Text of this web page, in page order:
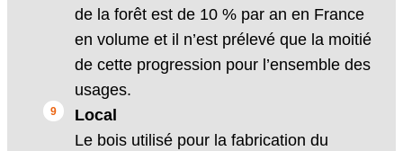
de la forêt est de 10 % par an en France
en volume et il n’est prélevé que la moitié
de cette progression pour l’ensemble des
usages.
Local
Le bois utilisé pour la fabrication du